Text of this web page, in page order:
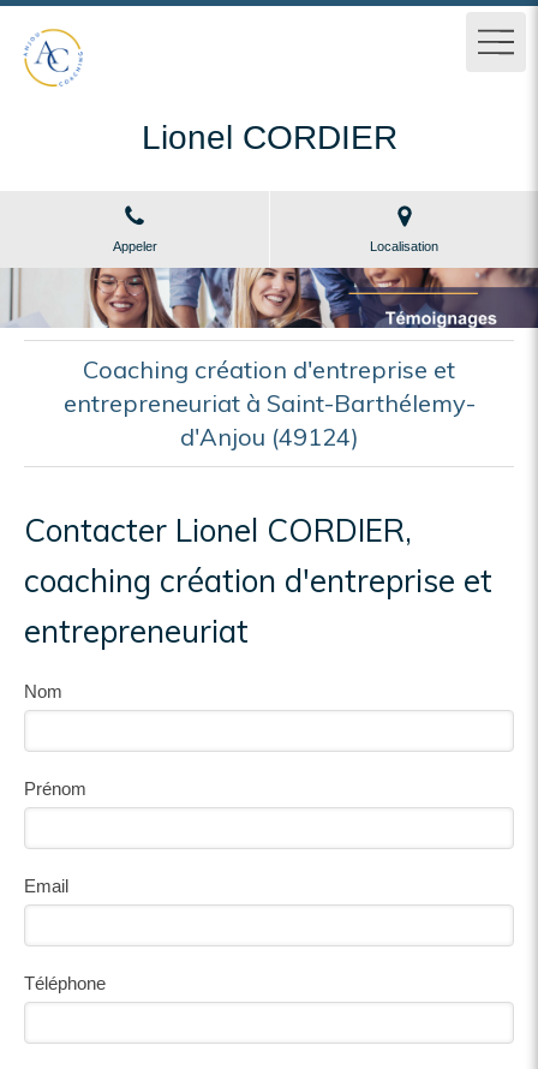
Lionel CORDIER
Appeler Localisation
Coaching création d'entreprise et
entrepreneuriat à Saint-Barthélemy-
d'Anjou (49124)
Contacter Lionel CORDIER,
coaching création d'entreprise et
entrepreneuriat
Nom
Prénom
Email
Téléphone